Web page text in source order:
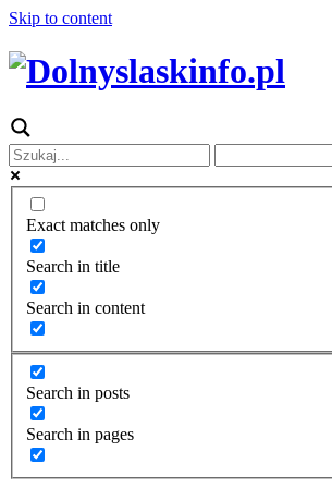
Skip to content
Exact matches only
Search in title
Search in content
Search in posts
Search in pages